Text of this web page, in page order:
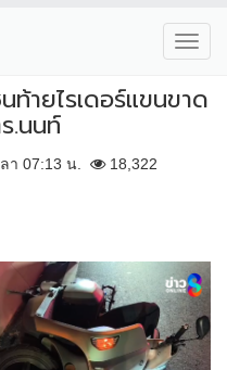
ท้ายไรเดอร์แขนขาด
.นนท์
า 07:13 น. 18,322